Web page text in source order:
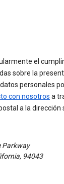
el
sobre la
personales
con nosotros a
a la dirección
Parkway
94043